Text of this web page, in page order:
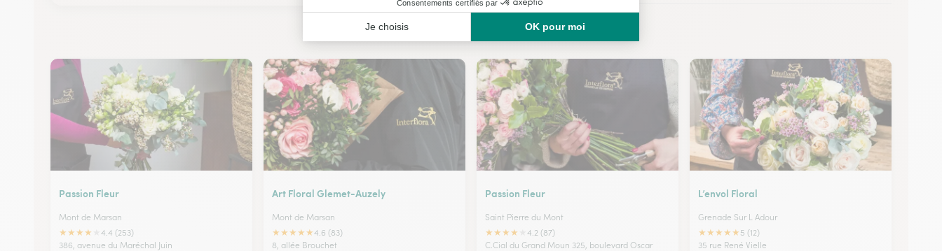
Nos fleuristes à Saint-Avit
Passion Fleur
Mont de Marsan
★★★★
4.4 (253)
386, avenue du Maréchal Juin
Art Floral Glemet-Auzely
Mont de Marsan
★★★★★4.6 (83)
8, allée Brouchet
Passion Fleur
Saint Pierre du Mont
★★★★
4.2 (87)
C.Cial du Grand Moun 325, boulevard Oscar
L’envol Floral
Grenade Sur L Adour
★★★★★ 5 (12)
35 rue René Vielle